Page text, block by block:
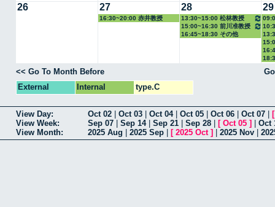
26 27
16:30~20:00 赤井教授
28
13:30~15:00 松林教授
15:00~16:30 前川准教授
16:45~18:30 その他
29
教授
<< Go To Month Before
External
Internal type.C
View Day: Oct 02 Oct 03 Oct 04| Oct 05 Oct 06 Oct 07
View Week:
Sep 07 Sep 14| Sep 21 Sep 28 [ Oct 05 ]
Oct
View Month:
2025 Aug 2025 Sep [ 2025 Oct ] 2025 Nov